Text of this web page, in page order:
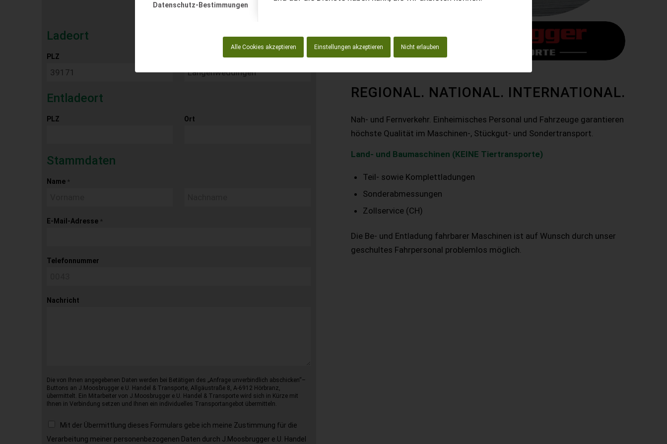
Datenschutz-Bestimmungen
Alle Cookies akzeptieren Einstellungen akzeptieren Nicht erlauben
Ladeort
PLZ
Entladeort
PLZ Ort
Stammdaten
Name *
E-Mail-Adresse *
Telefonnummer
Nachricht
Die von Ihnen angegebenen Daten werden bei Betätigen des „Anfrage unverbindlich abschicken“–
Buttons an J.Moosbrugger e.U. Handel & Transporte, Allgäustraße 8, A-6912 Hörbranz,
übermittelt. Ein Mitarbeiter von J.Moosbrugger e.U. Handel & Transporte wird sich in Kürze mit
Ihnen in Verbindung setzen und Ihnen ein individuelles Transportangebot übermitteln.
Mit der Übermittlung dieses Formulars gebe ich meine Zustimmung für die
Verarbeitung meiner personenbezogenen Daten durch J.Moosbrugger e.U. Handel
REGIONAL. NATIONAL. INTERNATIONAL.
Nah- und Fernverkehr. Einheimisches Personal und Fahrzeuge garantieren
höchste Qualität im Maschinen-, Stückgut- und Sondertransport.
Land- und Baumaschinen (KEINE Tiertransporte)
Teil- sowie Komplettladungen
Sonderabmessungen
Zollservice (CH)
Die Be- und Entladung fahrbarer Maschinen ist auf Wunsch durch unser
geschultes Fahrpersonal problemlos möglich.